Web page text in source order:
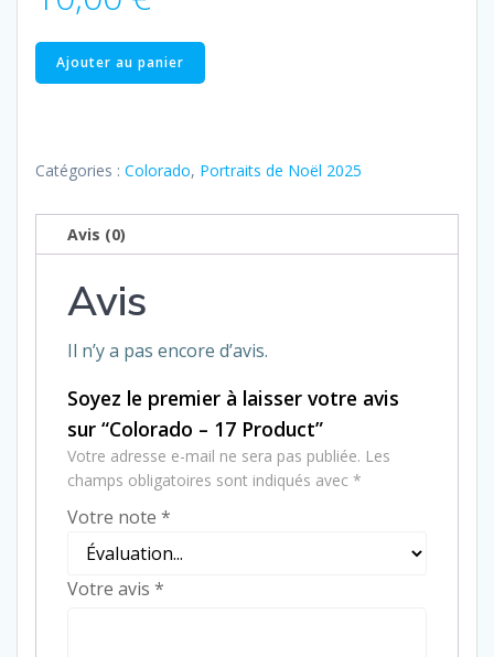
quantité
de
17
Ajouter au panier
Catégories : Colorado, Portraits de Noël 2025
Avis (0)
Avis
Il n’y a pas encore d’avis.
Soyez le premier à laisser votre avis
sur “Colorado – 17 Product”
Votre adresse e-mail ne sera pas publiée. Les
champs obligatoires sont indiqués avec *
Votre note *
Votre avis *